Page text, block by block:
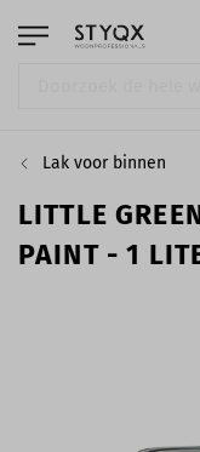
Lak voor binnen
LITTLE
PAINT - 1